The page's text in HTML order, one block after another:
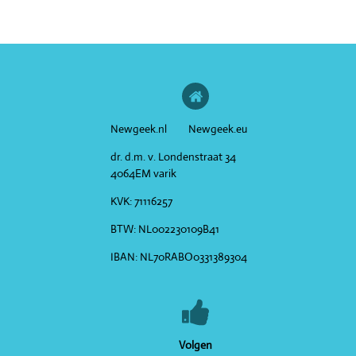
Newgeek.nl Newgeek.eu
dr. d.m. v. Londenstraat 34
4064EM varik
KVK:71116257
BTW: NL002230109B41
IBAN: NL70RABO0331389304
Volgen